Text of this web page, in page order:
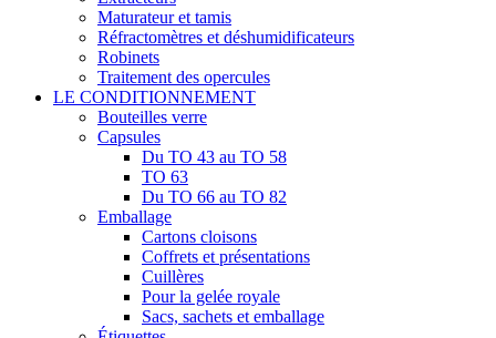
Maturateur et tamis
Réfractomètres et déshumidificateurs
Robinets
Traitement des opercules
LE CONDITIONNEMENT
Bouteilles verre
Capsules
Du TO 43 au TO 58
TO 63
Du TO 66 au TO 82
Emballage
Cartons cloisons
Coffrets et présentations
Cuillères
Pour la gelée royale
Sacs, sachets et emballage